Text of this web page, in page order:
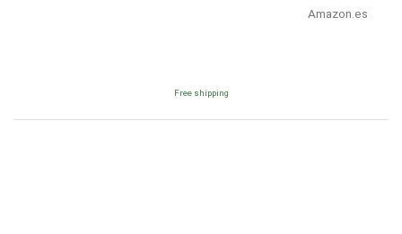
Amazon.es
Free shipping